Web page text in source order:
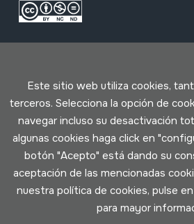
Condiciones de uso
Política
Política de cookies
Este sitio web utiliza cookies,
terceros. Selecciona la opción de
navegar incluso su desactivación
algunas cookies haga click en
botón "Acepto" está dando su
aceptación de las mencionadas
nuestra política de cookies, pulse
para mayor